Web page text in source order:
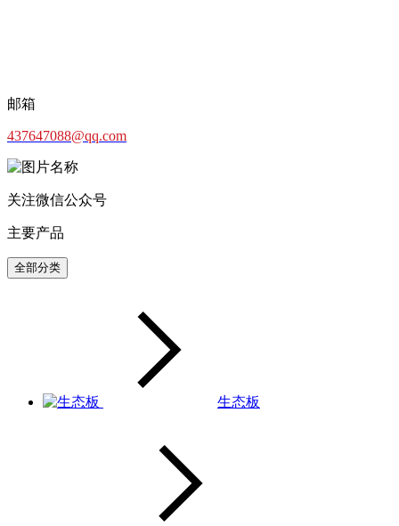
邮箱
437647088@qq.com
关注微信公众号
主要产品
全部分类
生态板